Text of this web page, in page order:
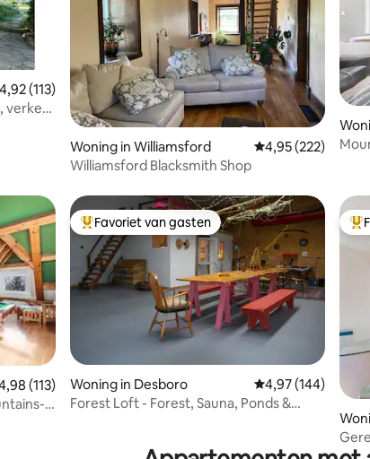
beoordeling van 4,92 op 5, 113 recensies
4,92 (113)
verken
Woning in Williamsford Gemiddelde
4,95 (222)
Williamsford Blacksmith Shop
ns
beoordeling van 4,98 op 5, 113 recensies
(113)
Topfavoriet van gasten
Favoriet van gasten
Woning in Desboro Gemiddelde
4,97 (144)
Forest Loft - Forest, Sauna, Ponds &
van